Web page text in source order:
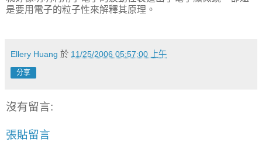
是要用電子的粒子性來解釋其原理。
Ellery Huang 於 11/25/2006 05:57:00 上午
分享
沒有留言:
張貼留言